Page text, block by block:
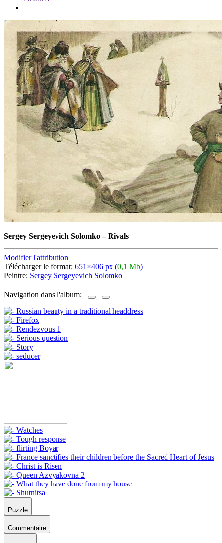
Sergey Sergeyevich Solomko–Rivals
Modifier l'attribution
Télécharger le format: 651×406 px (0,1 Mb)
Peintre: Sergey Sergeyevich Solomko
Navigation dans l'album:
Puzzle
Commentaire